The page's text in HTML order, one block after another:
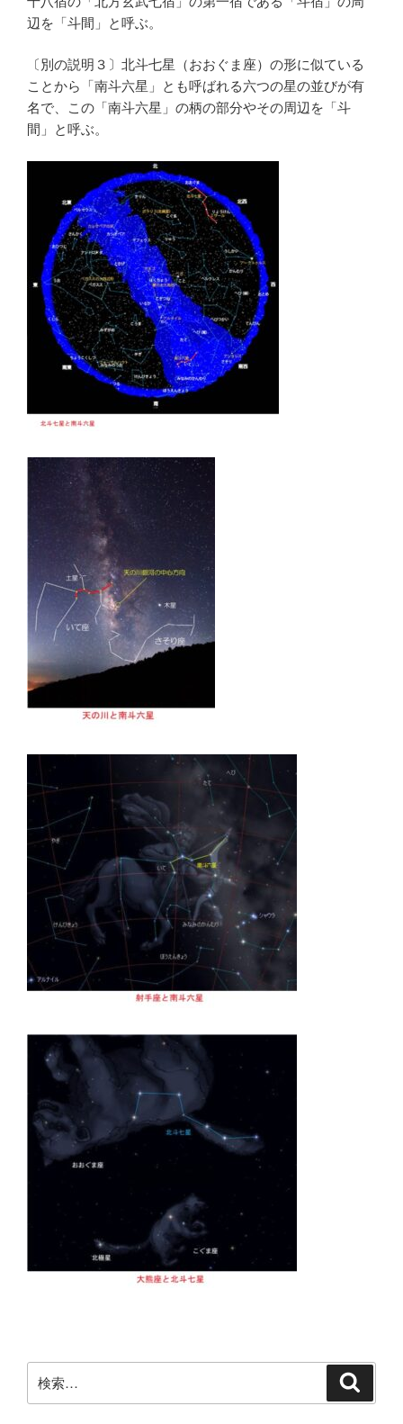
辺を「斗間」と呼ぶ。
〔別の説明３〕北斗七星（おおぐま座）の形に似ている
ことから「南斗六星」とも呼ばれる六つの星の並びが有
名で、この「南斗六星」の柄の部分やその周辺を「斗
間」と呼ぶ。
索: